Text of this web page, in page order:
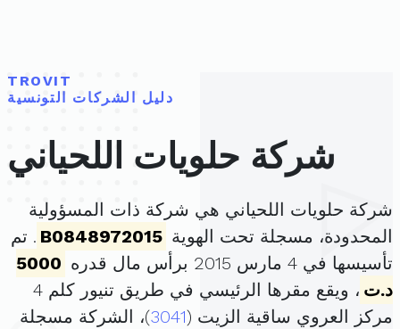
TROVIT
دليل الشركات التونسية
شركة حلويات اللحياني
شركة حلويات اللحياني هي شركة ذات المسؤولية
المحدودة، مسجلة تحت الهوية B0848972015 . تم
تأسيسها في 4 مارس 2015 برأس مال قدره
5000
د.ت
، ويقع مقرها الرئيسي في طريق تنيور كلم 4
مركز العروي ساقية الزيت (3041)، الشركة مسجلة